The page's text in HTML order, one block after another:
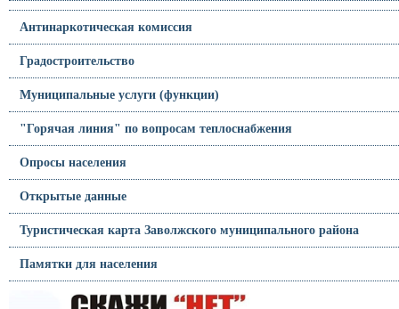
Антинаркотическая комиссия
Градостроительство
Муниципальные услуги (функции)
"Горячая линия" по вопросам теплоснабжения
Опросы населения
Открытые данные
Туристическая карта Заволжского муниципального района
Памятки для населения